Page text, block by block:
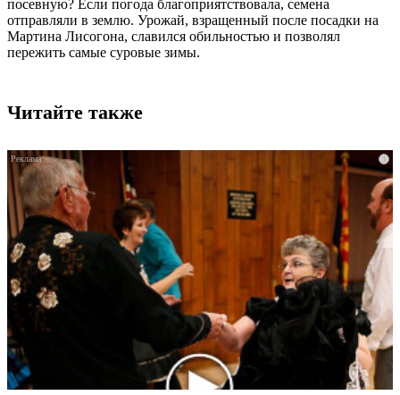
посевную? Если погода благоприятствовала, семена
отправляли в землю. Урожай, взращенный после посадки на
Мартина Лисогона, славился обильностью и позволял
пережить самые суровые зимы.
Читайте также
i